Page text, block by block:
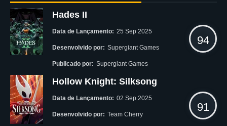
Hades II
Data de Lançamento: 25 Sep 2025
Desenvolvido por: Supergiant Games
Publicado por: Supergiant Games
94
Hollow Knight: Silksong
Data de Lançamento: 02 Sep 2025
Desenvolvido por: Team Cherry
91